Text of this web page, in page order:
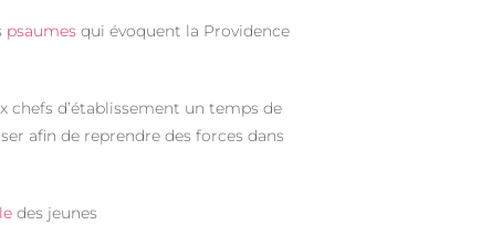
psaumes qui évoquent la Providence
chefs d’établissement un temps de
afin de reprendre des forces dans
des jeunes